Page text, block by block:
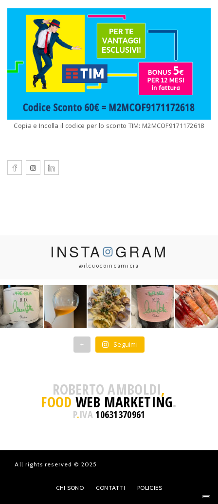
Copia e Incolla il codice per lo sconto TIM: M2MCOF9171172618
INSTA GRAM
@ilcuocoincamicia
+ Seguimi
ROBERTO AMBOLDI,
FOOD WEB MARKETING.
P.IVA10631370961
All rights reserved © 2025
CHI SONO CONTATTI POLICIES